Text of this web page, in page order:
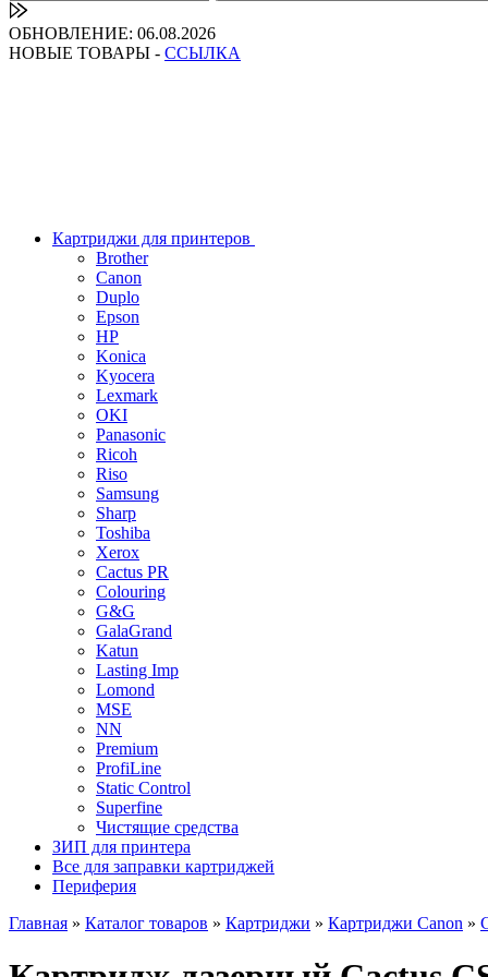
ОБНОВЛЕНИЕ: 06.08.2026
НОВЫЕ ТОВАРЫ - ССЫЛКА
Картриджи для принтеров
Brother
Canon
Duplo
Epson
HP
Konica
Kyocera
Lexmark
OKI
Panasonic
Ricoh
Riso
Samsung
Sharp
Toshiba
Xerox
Cactus PR
Colouring
G&G
GalaGrand
Katun
Lasting Imp
Lomond
MSE
NN
Premium
ProfiLine
Static Control
Superfine
Чистящие средства
ЗИП для принтера
Все для заправки картриджей
Периферия
Главная » Каталог товаров » Картриджи » Картриджи Canon »